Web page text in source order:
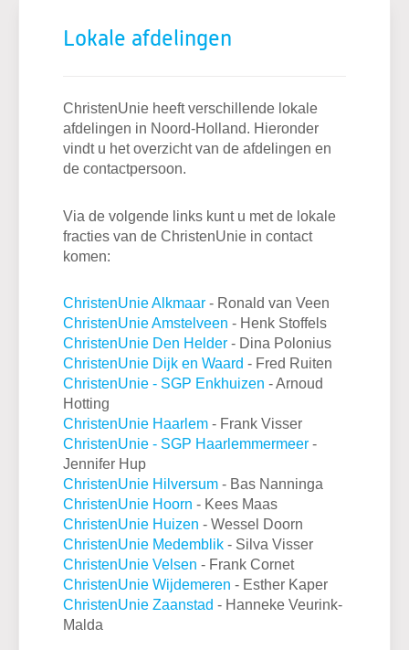
Lokale afdelingen
ChristenUnie heeft verschillende lokale
afdelingen in Noord-Holland. Hieronder
vindt u het overzicht van de afdelingen en
de contactpersoon.
Via de volgende links kunt u met de lokale
fracties van de ChristenUnie in contact
komen:
ChristenUnie Alkmaar - Ronald van Veen
ChristenUnie Amstelveen - Henk Stoffels
ChristenUnie Den Helder - Dina Polonius
ChristenUnie Dijk en Waard - Fred Ruiten
ChristenUnie - SGP Enkhuizen - Arnoud
Hotting
ChristenUnie Haarlem - Frank Visser
ChristenUnie - SGP Haarlemmermeer -
Jennifer Hup
ChristenUnie Hilversum - Bas Nanninga
ChristenUnie Hoorn - Kees Maas
ChristenUnie Huizen - Wessel Doorn
ChristenUnie Medemblik - Silva Visser
ChristenUnie Velsen - Frank Cornet
ChristenUnie Wijdemeren - Esther Kaper
ChristenUnie Zaanstad - Hanneke Veurink-
Malda